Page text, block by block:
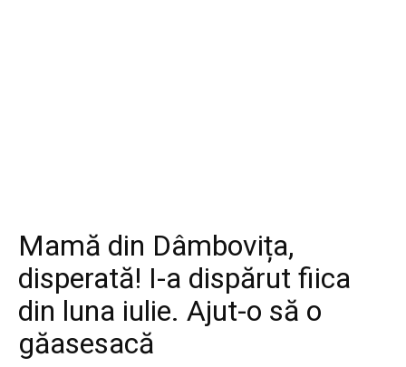
Mamă din Dâmbovița,
disperată! I-a dispărut fiica
din luna iulie. Ajut-o să o
găasesacă